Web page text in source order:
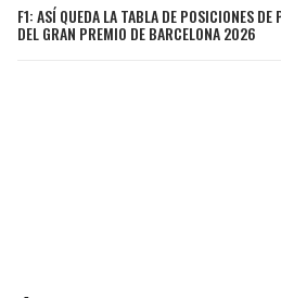
F1: ASÍ QUEDA LA TABLA DE POSICIONES
DEL GRAN PREMIO DE BARCELONA 2026